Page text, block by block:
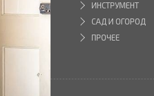
ИНСТРУМЕНТ
САД И ОГОРОД
ПРОЧЕЕ